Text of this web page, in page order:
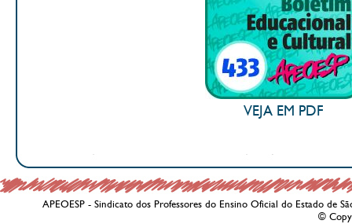
VEJA EM PDF
APEOESP - Sindicato dos Professores do Ensino Oficial do Estado de
©